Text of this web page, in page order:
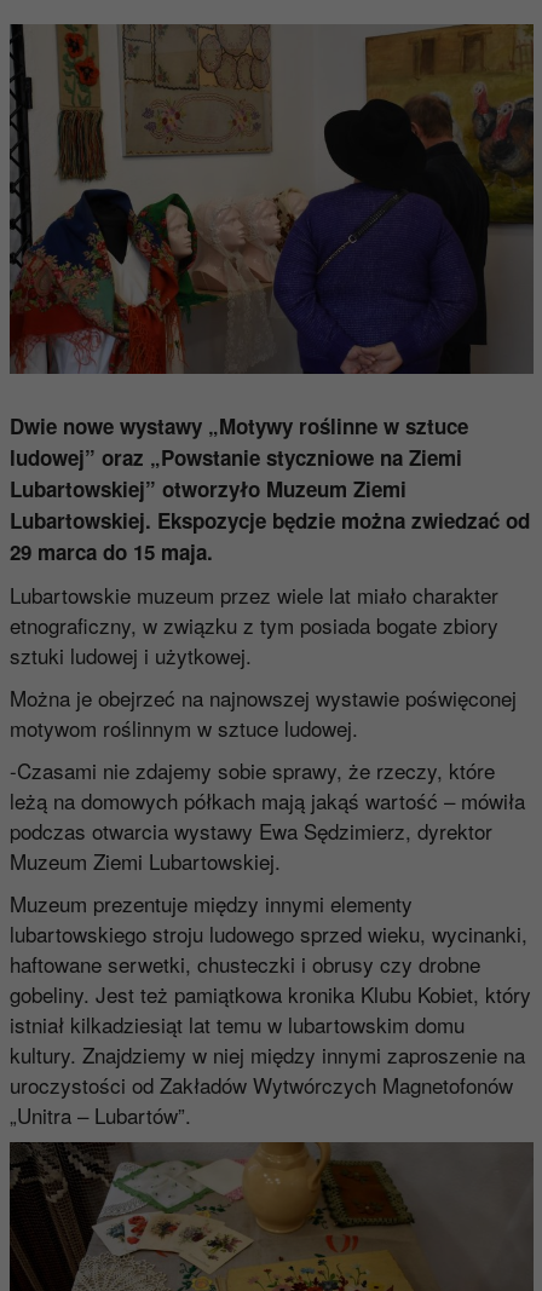
Dwie nowe wystawy „Motywy roślinne w sztuce
ludowej” oraz „Powstanie styczniowe na Ziemi
Lubartowskiej” otworzyło Muzeum Ziemi
Lubartowskiej. Ekspozycje będzie można zwiedzać od
29 marca do 15 maja.
Lubartowskie muzeum przez wiele lat miało charakter
etnograficzny, w związku z tym posiada bogate zbiory
sztuki ludowej i użytkowej.
Można je obejrzeć na najnowszej wystawie poświęconej
motywom roślinnym w sztuce ludowej.
-Czasami nie zdajemy sobie sprawy, że rzeczy, które
leżą na domowych półkach mają jakąś wartość – mówiła
podczas otwarcia wystawy Ewa Sędzimierz, dyrektor
Muzeum Ziemi Lubartowskiej.
Muzeum prezentuje między innymi elementy
lubartowskiego stroju ludowego sprzed wieku, wycinanki,
haftowane serwetki, chusteczki i obrusy czy drobne
gobeliny. Jest też pamiątkowa kronika Klubu Kobiet, który
istniał kilkadziesiąt lat temu w lubartowskim domu
kultury. Znajdziemy w niej między innymi zaproszenie na
uroczystości od Zakładów Wytwórczych Magnetofonów
„Unitra – Lubartów”.